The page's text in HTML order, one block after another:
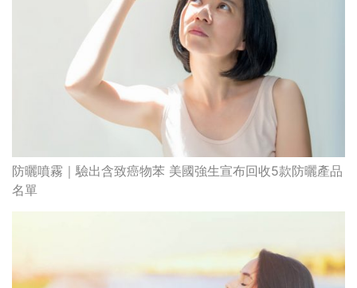
防曬噴霧｜驗出含致癌物苯 美國強生宣布回收5款防曬產品
名單